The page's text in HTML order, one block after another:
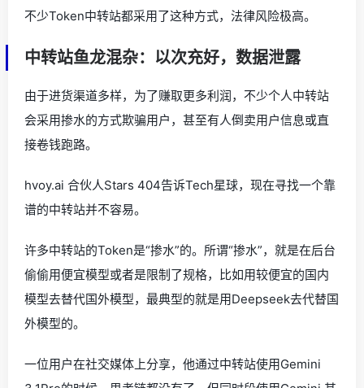
不少Token中转站都采用了这种方式，法律风险极高。
中转站鱼龙混杂：以次充好，数据泄露
由于进货渠道多样，为了赚取更多利润，不少个人中转站
会采用掺水的方式欺骗用户，甚至有人倒卖用户信息或直
接卷钱跑路。
hvoy.ai 合伙人Stars 404告诉Tech星球，现在寻找一个靠
谱的中转站并不容易。
许多中转站的Token是“掺水”的。所谓“掺水”，就是在后台
偷偷用便宜模型或者是限制了规格，比如用较便宜的国内
模型去替代国外模型，最典型的就是用Deepseek去代替国
外模型的。
一位用户在社交媒体上分享，他通过中转站使用Gemini